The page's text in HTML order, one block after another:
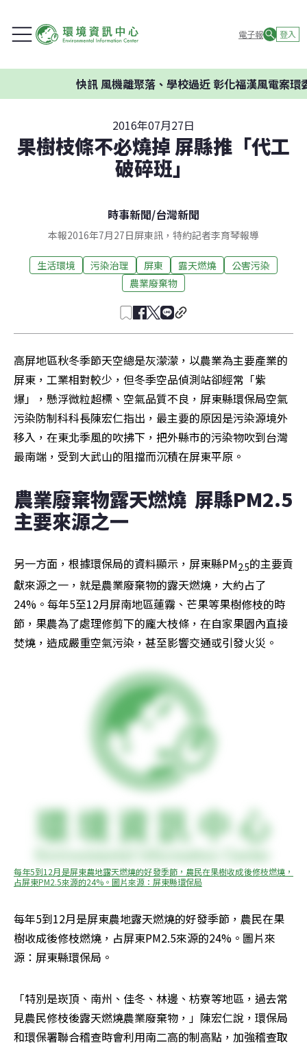
電子報 登入
風機離聚落、學校過近 彰化福漢風電案環委建
2016年07月27日
果樹枝條不必燒掉 屏縣推「代工
破碎班」
時事新聞/台灣新聞
本報2016年7月27日屏東訊，特約記者李育琴報導
生活環境 污染治理 屏東 露天燃燒
公害污染
農業廢棄物
高屏地區秋冬季節天空總是灰濛濛，以農業為主要產業的
屏東，工業相對較少，但冬季空品偵測站卻經常「紫
爆」，懸浮微粒超標、空氣品質不良，屏東縣環保局空氣
污染防制科科長陳宏仁指出，最主要的原因是污染源境外
移入，在東北季風的吹拂下，把外縣市的污染物吹到台灣
最南端，受到大武山的阻擋而沉積在屏東平原。
農業廢棄物露天燃燒  屏縣PM2.5
主要來源之一
另一方面，根據環保局的資料顯示，屏東縣PM2.5的主要貢
獻來源之一，就是農業廢棄物的露天燃燒，大約占了
24%。每年5至12月屏南地區蓮霧、芒果等果樹修枝的時
節，果農為了處理修剪下的龐大枝條，在自家果園內直接
焚燒，造成嚴重空氣污染，甚至影響交通或引發火災。
每年5到12月是屏東農地露天燃燒的好發季節，農民在果樹收成後修枝燃燒，
占屏東PM2.5來源的24%。圖片來源：屏東縣環保局
每年5到12月是屏東農地露天燃燒的好發季節，農民在果
樹收成後修枝燃燒，占屏東PM2.5來源的24%。圖片來
源：屏東縣環保局。
「特別是崁頂、南州、佳冬、林邊、枋寮等地區，過去常
見農民修枝後露天燃燒農業廢棄物，」陳宏仁說，環保局
和環保署聯合稽查時會利用南二高的制高點，加強稽查取